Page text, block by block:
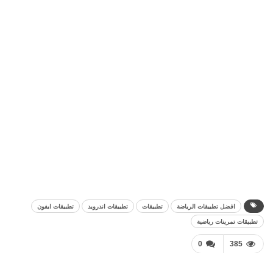
افضل تطبيقات الرياضة تطبيقات تطبيقات اندرويد
تطبيقات ايفون
تطبيقات تمرينات رياضية
0 385